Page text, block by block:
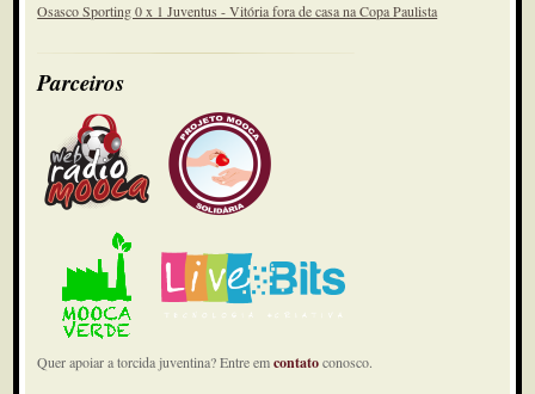
Osasco Sporting 0 x 1 Juventus - Vitória fora de casa na Copa Paulista
Parceiros
Quer apoiar a torcida juventina? Entre emcontatoconosco.